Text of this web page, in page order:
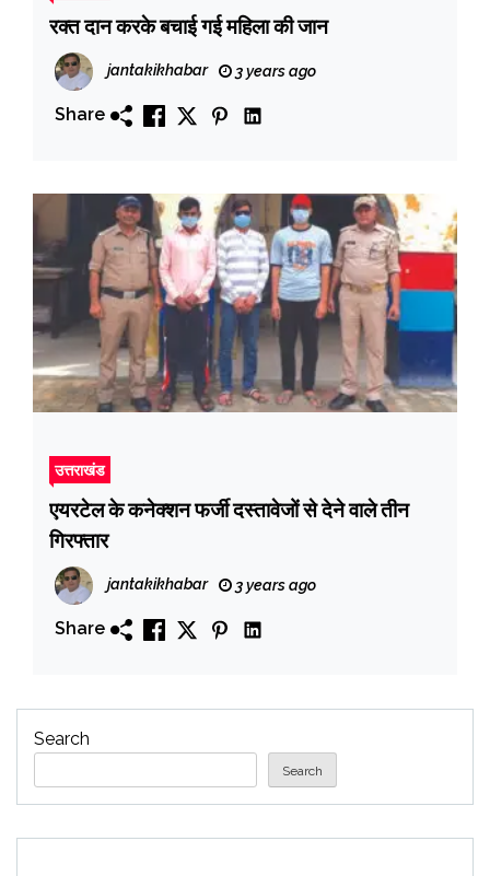
रक्त दान करके बचाई गई महिला की जान
jantakikhabar 3 years ago
Share
उत्तराखंड
एयरटेल के कनेक्शन फर्जी दस्तावेजों से देने वाले तीन
गिरफ्तार
jantakikhabar 3 years ago
Share
Search
Search